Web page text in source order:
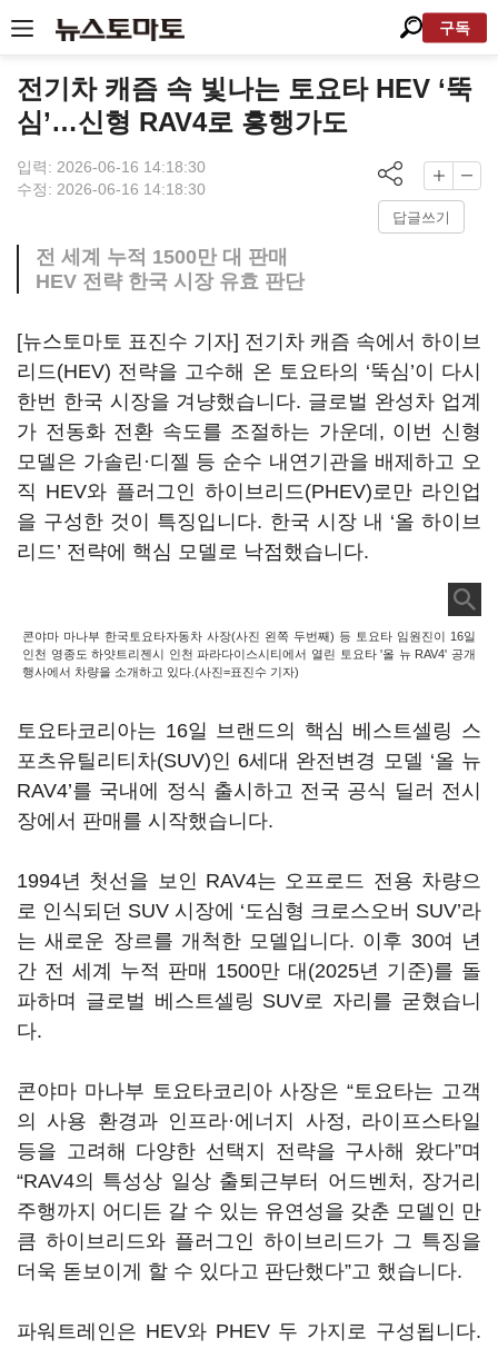
구독
전기차 캐즘 속 빛나는 토요타 HEV ‘뚝
심’…신형 RAV4로 흥행가도
입력: 2026-06-16 14:18:30
수정: 2026-06-16 14:18:30
답글쓰기
전 세계 누적 1500만 대 판매
HEV 전략 한국 시장 유효 판단
[뉴스토마토 표진수 기자] 전기차 캐즘 속에서 하이브
리드(HEV) 전략을 고수해 온 토요타의 ‘뚝심’이 다시
한번 한국 시장을 겨냥했습니다. 글로벌 완성차 업계
가 전동화 전환 속도를 조절하는 가운데, 이번 신형
모델은 가솔린·디젤 등 순수 내연기관을 배제하고 오
직 HEV와 플러그인 하이브리드(PHEV)로만 라인업
을 구성한 것이 특징입니다. 한국 시장 내 ‘올 하이브
리드’ 전략에 핵심 모델로 낙점했습니다.
콘야마 마나부 한국토요타자동차 사장(사진 왼쪽 두번째) 등 토요타 임원진이 16일
인천 영종도 하얏트리젠시 인천 파라다이스시티에서 열린 토요타 '올 뉴 RAV4' 공개
행사에서 차량을 소개하고 있다.(사진=표진수 기자)
토요타코리아는 16일 브랜드의 핵심 베스트셀링 스
포츠유틸리티차(SUV)인 6세대 완전변경 모델 ‘올 뉴
RAV4’를 국내에 정식 출시하고 전국 공식 딜러 전시
장에서 판매를 시작했습니다.
1994년 첫선을 보인 RAV4는 오프로드 전용 차량으
로 인식되던 SUV 시장에 ‘도심형 크로스오버 SUV’라
는 새로운 장르를 개척한 모델입니다. 이후 30여 년
간 전 세계 누적 판매 1500만 대(2025년 기준)를 돌
파하며 글로벌 베스트셀링 SUV로 자리를 굳혔습니
다.
콘야마 마나부 토요타코리아 사장은 “토요타는 고객
의 사용 환경과 인프라·에너지 사정, 라이프스타일
등을 고려해 다양한 선택지 전략을 구사해 왔다”며
“RAV4의 특성상 일상 출퇴근부터 어드벤처, 장거리
주행까지 어디든 갈 수 있는 유연성을 갖춘 모델인 만
큼 하이브리드와 플러그인 하이브리드가 그 특징을
더욱 돋보이게 할 수 있다고 판단했다”고 했습니다.
파워트레인은 HEV와 PHEV 두 가지로 구성됩니다.